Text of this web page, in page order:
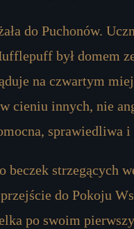
do Puchonów.
był domem
na czwartym
cieniu innych, nie
sprawiedliwa
beczek strzegących
do Pokoju
po swoim